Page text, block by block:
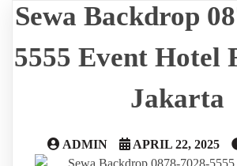
Sewa Backdrop
5555 Event Hotel
Jakarta
ADMIN APRIL 22, 2025